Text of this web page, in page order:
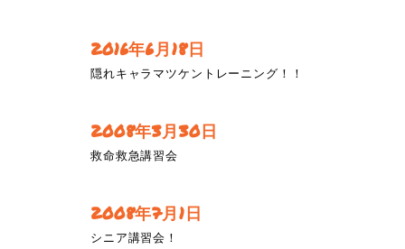
2016年6月18日
隠れキャラマツケントレーニング！！
2008年3月30日
救命救急講習会
2008年7月1日
シニア講習会！